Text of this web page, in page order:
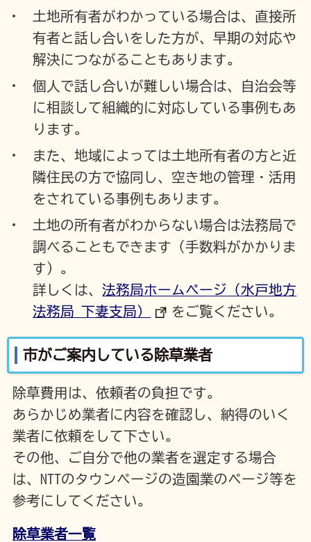
土地所有者がわかっている場合は、直接所
有者と話し合いをした方が、早期の対応や
解決につながることもあります。
個人で話し合いが難しい場合は、自治会等
に相談して組織的に対応している事例もあ
ります。
また、地域によっては土地所有者の方と近
隣住民の方で協同し、空き地の管理・活用
をされている事例もあります。
土地の所有者がわからない場合は法務局で
調べることもできます（手数料がかかりま
す）。
詳しくは、法務局ホームページ（水戸地方
法務局 下妻支局）
をご覧ください。
市がご案内している除草業者
除草費用は、依頼者の負担です。
あらかじめ業者に内容を確認し、納得のいく
業者に依頼をして下さい。
その他、ご自分で他の業者を選定する場合
は、NTTのタウンページの造園業のページ等を
参考にしてください。
除草業者一覧